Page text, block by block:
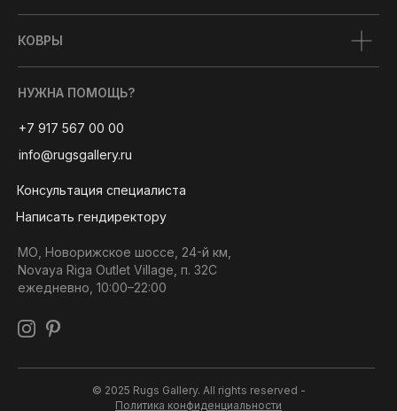
КОВРЫ
НУЖНА ПОМОЩЬ?
+7 917 567 00 00
info@rugsgallery.ru
Консультация специалиста
Написать гендиректору
МО, Новорижское шоссе, 24-й км,
Novaya Riga Outlet Village, п. 32С
ежедневно, 10:00–22:00
© 2025 Rugs Gallery. All rights reserved -
Политика конфиденциальности